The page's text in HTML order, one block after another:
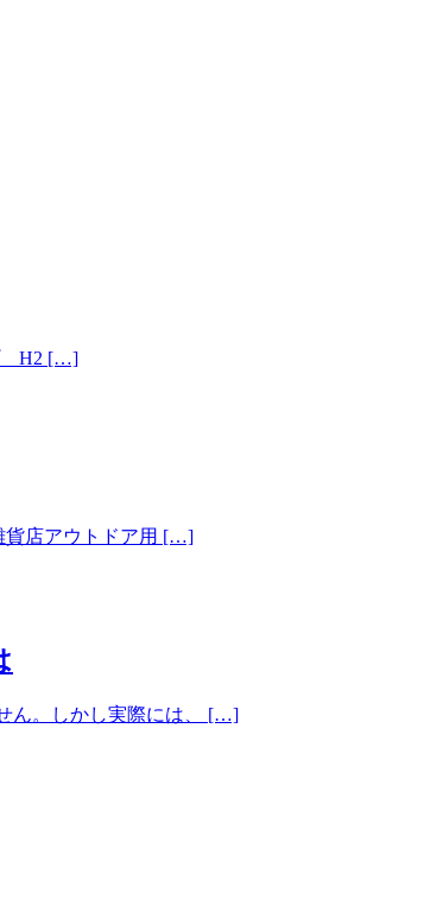
H2 […]
貨店アウトドア用 […]
ん。しかし実際には、 […]